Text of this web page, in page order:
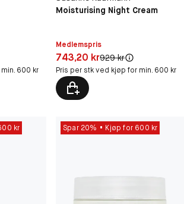
600 kr
Moisturising Night Cream
Medlemspris
Pris: 743,20 kr
743,20 krOriginal pris:
929 kr
Pris per stk ved kjøp for min. 600 kr
kr Spar 20% Kjøp for 600 kr